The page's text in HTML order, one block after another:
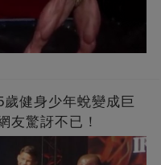
健身少年蛻變成巨
友驚訝不已！